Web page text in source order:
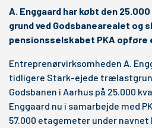
A. Enggaard har købt den
grund ved Godsbanearealet og
pensionsselskabet PKA opføre
Entreprenørvirksomheden A.
tidligere Stark-ejede
Godsbanen i Aarhus på 25.000
Enggaard nu i samarbejde med
57.000 etagemeter under